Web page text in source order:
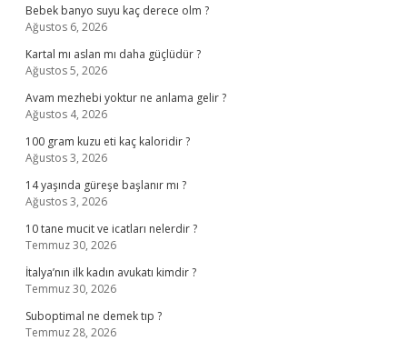
Bebek banyo suyu kaç derece olm ?
Ağustos 6, 2026
Kartal mı aslan mı daha güçlüdür ?
Ağustos 5, 2026
Avam mezhebi yoktur ne anlama gelir ?
Ağustos 4, 2026
100 gram kuzu eti kaç kaloridir ?
Ağustos 3, 2026
14 yaşında güreşe başlanır mı ?
Ağustos 3, 2026
10 tane mucit ve icatları nelerdir ?
Temmuz 30, 2026
İtalya’nın ilk kadın avukatı kimdir ?
Temmuz 30, 2026
Suboptimal ne demek tıp ?
Temmuz 28, 2026